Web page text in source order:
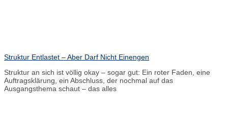
Struktur Entlastet – Aber Darf Nicht Einengen
Struktur an sich ist völlig okay – sogar gut: Ein roter Faden, eine
Auftragsklärung, ein Abschluss, der nochmal auf das
Ausgangsthema schaut – das alles